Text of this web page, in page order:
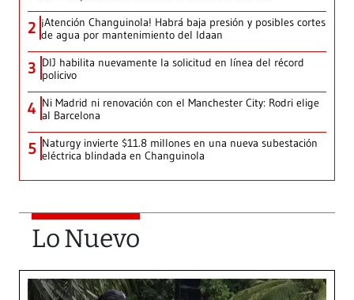
2 ¡Atención Changuinola! Habrá baja presión y posibles cortes
de agua por mantenimiento del Idaan
3 DIJ habilita nuevamente la solicitud en línea del récord
policivo
4 Ni Madrid ni renovación con el Manchester City: Rodri elige
al Barcelona
5 Naturgy invierte $11.8 millones en una nueva subestación
eléctrica blindada en Changuinola
Lo Nuevo